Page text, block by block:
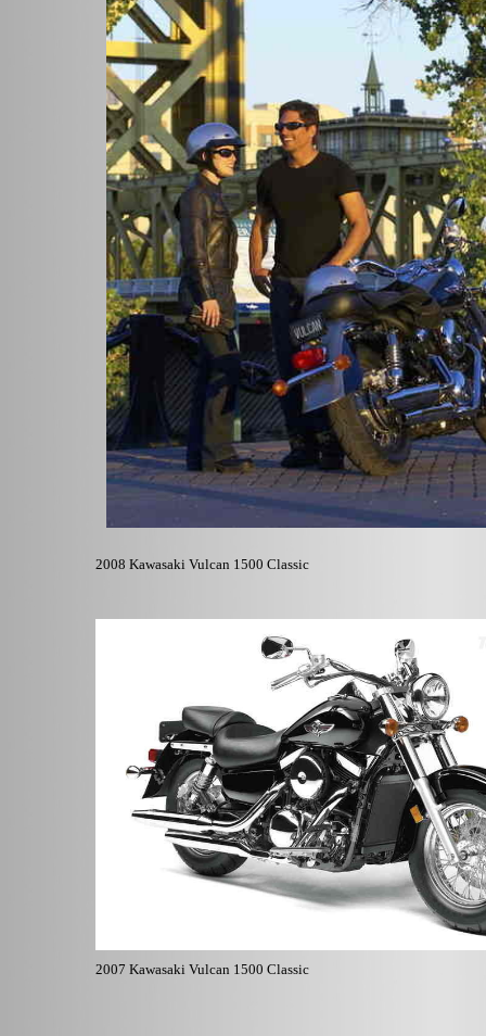
2008 Kawasaki Vulcan 1500 Classic
2007 Kawasaki Vulcan 1500 Classic